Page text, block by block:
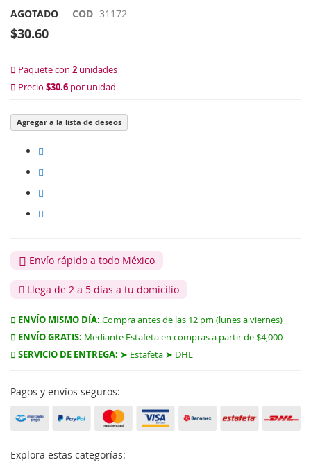
AGOTADO
COD 31172
$30.60
Paquete con 2 unidades
Precio $30.6 por unidad
Agregar a la lista de deseos
Envío rápido a todo México
Llega de 2 a 5 días a tu domicilio
ENVÍO MISMO DÍA: Compra antes de las 12 pm (lunes a viernes)
ENVÍO GRATIS: Mediante Estafeta en compras a partir de $4,000
SERVICIO DE ENTREGA: ➤ Estafeta ➤ DHL
Pagos y envíos seguros:
Explora estas categorías: